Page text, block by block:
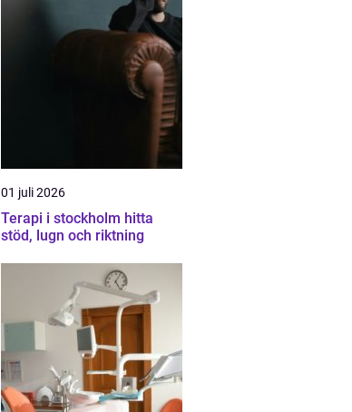
01 juli 2026
Terapi i stockholm hitta
stöd, lugn och riktning